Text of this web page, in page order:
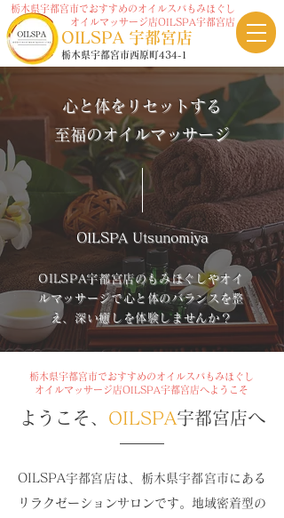
栃木県宇都宮市でおすすめのオイルスパもみほぐし
オイルマッサージ店OILSPA宇都宮店
OILSPA 宇都宮店
栃木県宇都宮市西原町434-1
心と体をリセットする
至福のオイルマッサージ
OILSPA Utsunomiya
OILSPA宇都宮店のもみほぐしやオイ
ルマッサージで心と体のバランスを整
え、深い癒しを体験しませんか？
栃木県宇都宮市でおすすめのオイルスパもみほぐし
オイルマッサージ店OILSPA宇都宮店へようこそ
ようこそ、 OILSPA宇都宮店へ
OILSPA宇都宮店は、栃木県宇都宮市にある
リラクゼーションサロンです。地域密着型の